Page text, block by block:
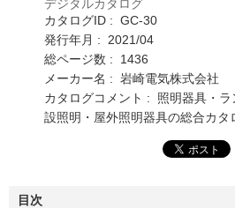
デジタルカタログ
カタログID : GC-30
発行年月 : 2021/04
総ページ数 : 1436
メーカー名 : 岩崎電気株式会社
カタログコメント : 照明器具・
設照明・屋外照明器具の総合カタ
目次